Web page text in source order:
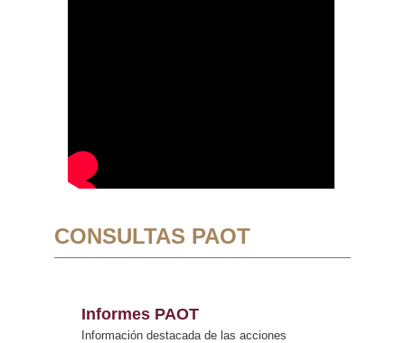
CONSULTAS PAOT
Informes PAOT
Información destacada de las acciones